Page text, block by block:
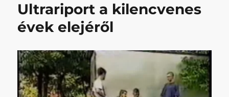
Ultrariport a kilencvenes
évek elejéről